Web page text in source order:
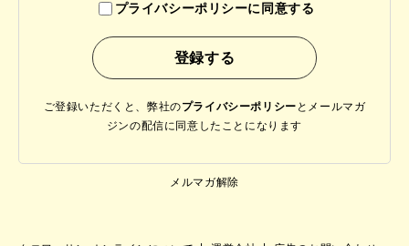
プライバシーポリシーに同意する
ご登録いただくと、弊社のプライバシーポリシー と メールマガ
ジンの配信に同意したことになります
メルマガ解除